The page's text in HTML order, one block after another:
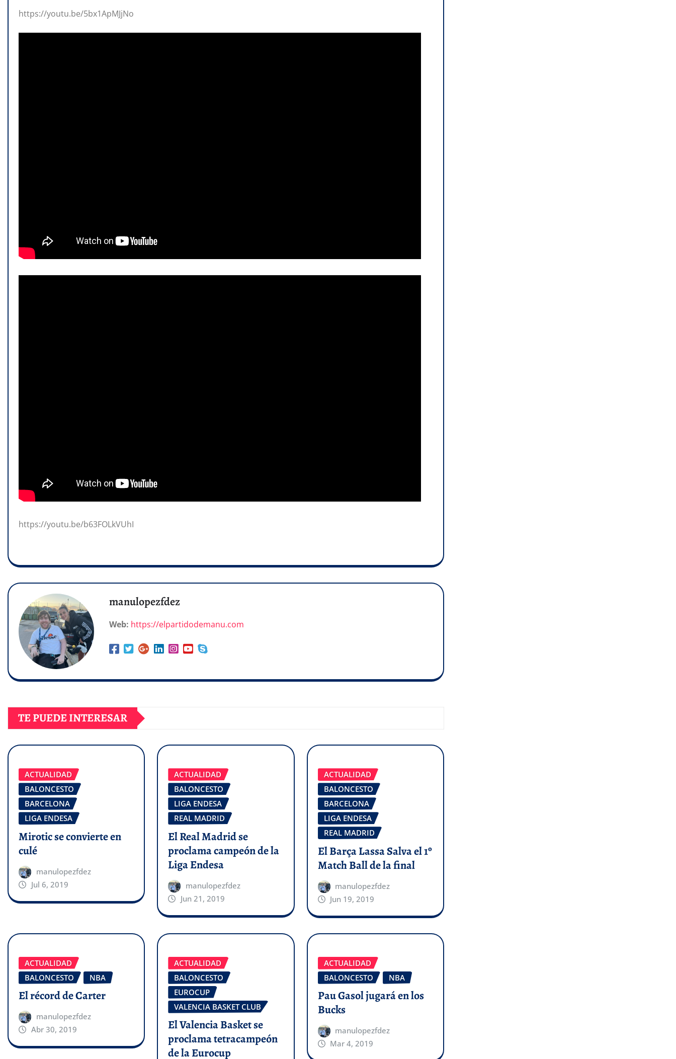
https://youtu.be/5bx1ApMJjNo
https://youtu.be/b63FOLkVUhI
manulopezfdez
Web: https://elpartidodemanu.com
TE PUEDE INTERESAR
ACTUALIDAD
BALONCESTO
BARCELONA
LIGA ENDESA
Mirotic se convierte en
culé
manulopezfdez
Jul 6, 2019
ACTUALIDAD
BALONCESTO
LIGA ENDESA
REAL MADRID
El Real Madrid se
proclama campeón de la
Liga Endesa
manulopezfdez
Jun 21, 2019
ACTUALIDAD
BALONCESTO
BARCELONA
LIGA ENDESA
REAL MADRID
El Barça Lassa Salva el 1º
Match Ball de la final
manulopezfdez
Jun 19, 2019
ACTUALIDAD
BALONCESTO
NBA
El récord de Carter
manulopezfdez
Abr 30, 2019
ACTUALIDAD
BALONCESTO
EUROCUP
VALENCIA BASKET CLUB
El Valencia Basket se
proclama tetracampeón
de la Eurocup
ACTUALIDAD
BALONCESTO
NBA
Pau Gasol jugará en los
Bucks
manulopezfdez
Mar 4, 2019